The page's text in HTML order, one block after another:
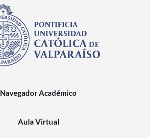
Navegador Académico
Aula Virtual